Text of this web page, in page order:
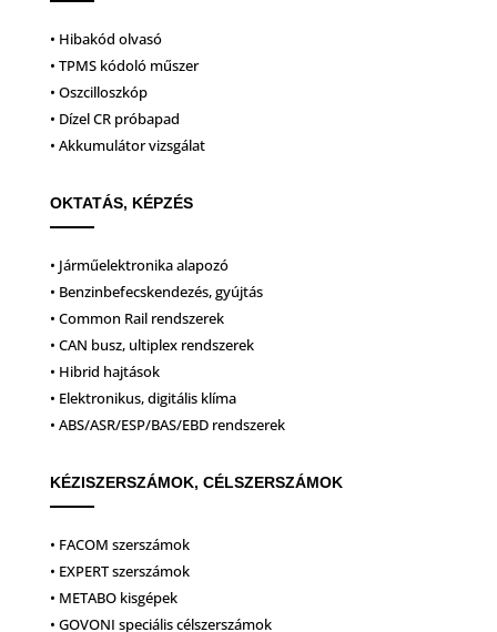
• Hibakód olvasó
• TPMS kódoló műszer
• Oszcilloszkóp
• Dízel CR próbapad
• Akkumulátor vizsgálat
OKTATÁS, KÉPZÉS
• Járműelektronika alapozó
• Benzinbefecskendezés, gyújtás
• Common Rail rendszerek
• CAN busz, ultiplex rendszerek
• Hibrid hajtások
• Elektronikus, digitális klíma
• ABS/ASR/ESP/BAS/EBD rendszerek
KÉZISZERSZÁMOK, CÉLSZERSZÁMOK
• FACOM szerszámok
• EXPERT szerszámok
• METABO kisgépek
• GOVONI speciális célszerszámok